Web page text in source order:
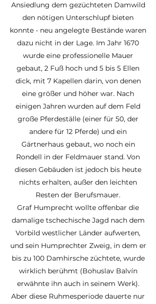
Ansiedlung dem gezüchteten Damwild
den nötigen Unterschlupf bieten
konnte - neu angelegte Bestände waren
dazu nicht in der Lage. Im Jahr 1670
wurde eine professionelle Mauer
gebaut, 2 Fuß hoch und 5 bis 5 Ellen
dick, mit 7 Kapellen darin, von denen
eine größer und höher war. Nach
einigen Jahren wurden auf dem Feld
große Pferdeställe (einer für 50, der
andere für 12 Pferde) und ein
Gärtnerhaus gebaut, wo noch ein
Rondell in der Feldmauer stand. Von
diesen Gebäuden ist jedoch bis heute
nichts erhalten, außer den leichten
Resten der Berufsmauer.
Graf Humprecht wollte offenbar die
damalige tschechische Jagd nach dem
Vorbild westlicher Länder aufwerten,
und sein Humprechter Zweig, in dem er
bis zu 100 Damhirsche züchtete, wurde
wirklich berühmt (Bohuslav Balvín
erwähnte ihn auch in seinem Werk).
Aber diese Ruhmesperiode dauerte nur